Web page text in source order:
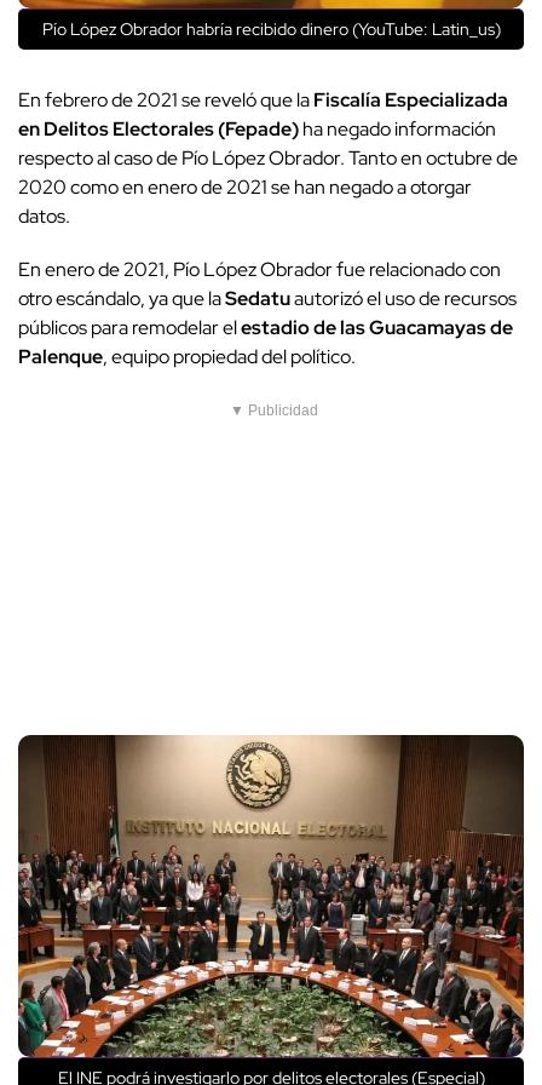
Pío López Obrador habría recibido dinero (YouTube: Latin_us)
En febrero de 2021 se reveló que laFiscalía Especializada
en Delitos Electorales (Fepade)ha negado información
respecto al caso de Pío López Obrador. Tanto en octubre de
2020 como en enero de 2021 se han negado a otorgar
datos.
En enero de 2021, Pío López Obrador fue relacionado con
otro escándalo, ya que laSedatuautorizó el uso de recursos
públicos para remodelar elestadio de las Guacamayas de
Palenque, equipo propiedad del político.
▼ Publicidad
El INE podrá investigarlo por delitos electorales (Especial)